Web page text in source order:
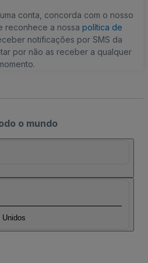
conta, concorda com o nosso
reconhece a nossa política de
notificações por SMS da
por não as receber a qualquer
o mundo
Unidos